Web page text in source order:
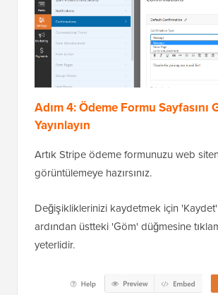
Adım 4: Ödeme Formu Sayfasını
Yayınlayın
Artık Stripe ödeme formunuzu web
görüntülemeye hazırsınız.
Değişikliklerinizi kaydetmek için
ardından üstteki 'Göm' düğmesine
yeterlidir.